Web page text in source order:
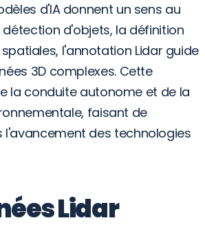
d'IA donnent un sens au
d'objets, la définition
l'annotation Lidar guide
3D complexes. Cette
la conduite autonome et de la
faisant de
des technologies
Lidar